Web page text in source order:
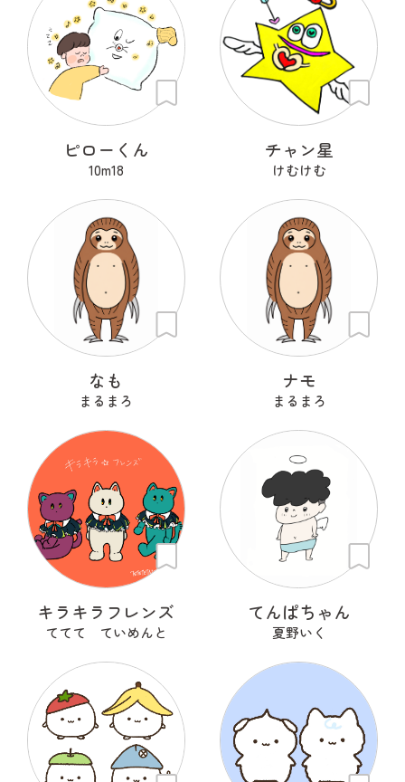
ピローくん
10m18
チャン星
けむけむ
なも
まるまろ
ナモ
まるまろ
キラキラフレンズ
ててて ていめんと
てんぱちゃん
夏野いく